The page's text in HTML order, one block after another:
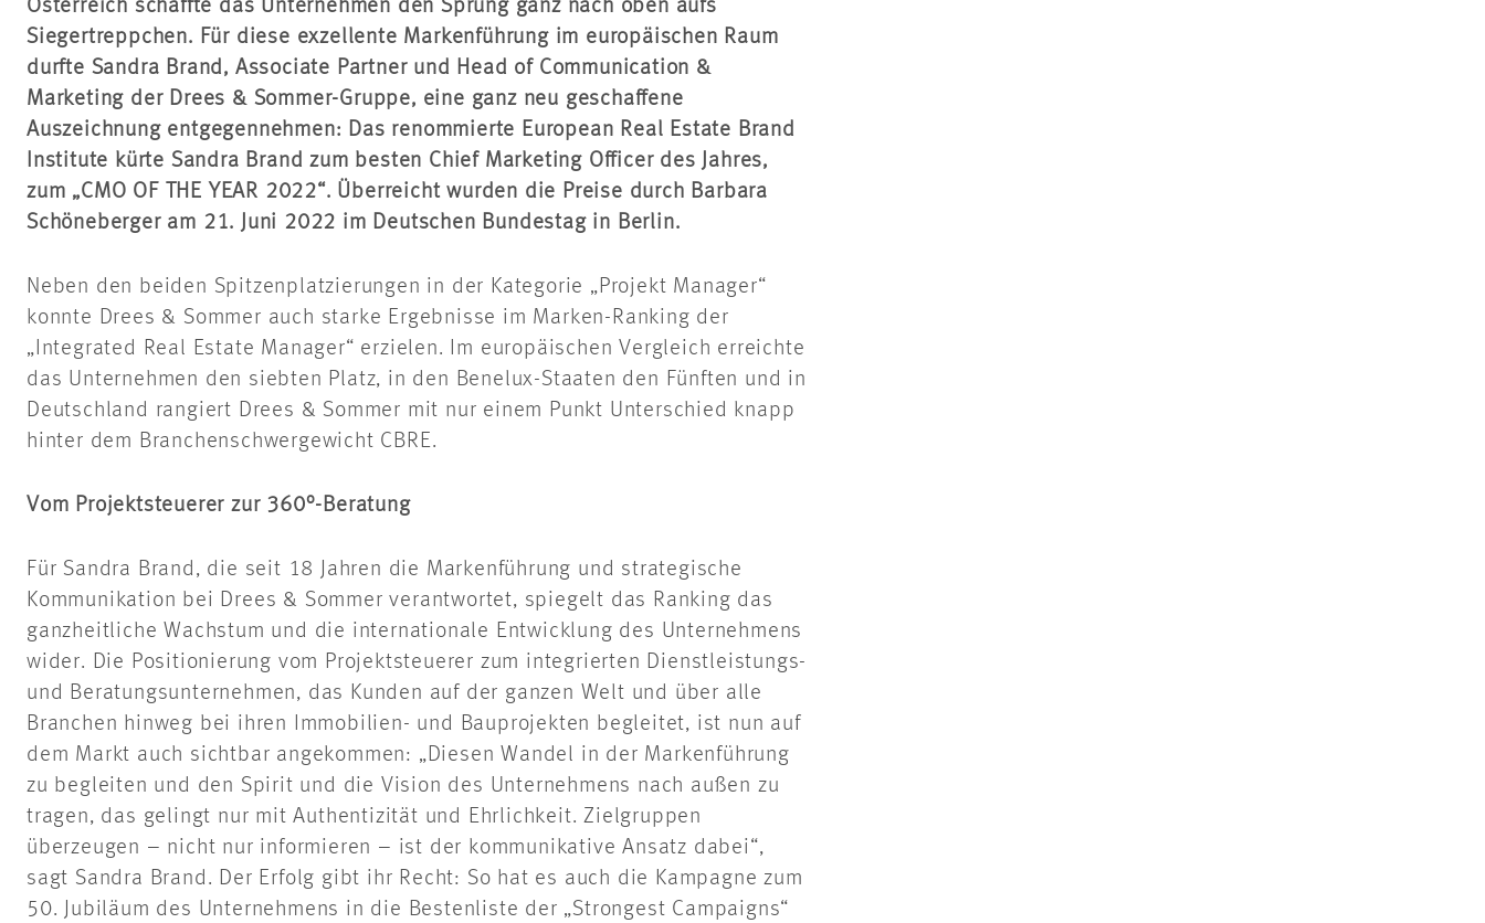
Österreich schaffte das Unternehmen den Sprung ganz nach oben aufs
Siegertreppchen. Für diese exzellente Markenführung im europäischen Raum
durfte Sandra Brand, Associate Partner und Head of Communication &
Marketing der Drees & Sommer-Gruppe, eine ganz neu geschaffene
Auszeichnung entgegennehmen: Das renommierte European Real Estate Brand
Institute kürte Sandra Brand zum besten Chief Marketing Officer des Jahres,
zum „CMO OF THE YEAR 2022“. Überreicht wurden die Preise durch Barbara
Schöneberger am 21. Juni 2022 im Deutschen Bundestag in Berlin.
Neben den beiden Spitzenplatzierungen in der Kategorie „Projekt Manager“
konnte Drees & Sommer auch starke Ergebnisse im Marken-Ranking der
„Integrated Real Estate Manager“ erzielen. Im europäischen Vergleich erreichte
das Unternehmen den siebten Platz, in den Benelux-Staaten den Fünften und in
Deutschland rangiert Drees & Sommer mit nur einem Punkt Unterschied knapp
hinter dem Branchenschwergewicht CBRE.
Vom Projektsteuerer zur 360°-Beratung
Für Sandra Brand, die seit 18 Jahren die Markenführung und strategische
Kommunikation bei Drees & Sommer verantwortet, spiegelt das Ranking das
ganzheitliche Wachstum und die internationale Entwicklung des Unternehmens
wider. Die Positionierung vom Projektsteuerer zum integrierten Dienstleistungs-
und Beratungsunternehmen, das Kunden auf der ganzen Welt und über alle
Branchen hinweg bei ihren Immobilien- und Bauprojekten begleitet, ist nun auf
dem Markt auch sichtbar angekommen: „Diesen Wandel in der Markenführung
zu begleiten und den Spirit und die Vision des Unternehmens nach außen zu
tragen, das gelingt nur mit Authentizität und Ehrlichkeit. Zielgruppen
überzeugen – nicht nur informieren – ist der kommunikative Ansatz dabei“,
sagt Sandra Brand. Der Erfolg gibt ihr Recht: So hat es auch die Kampagne zum
50. Jubiläum des Unternehmens in die Bestenliste der „Strongest Campaigns“